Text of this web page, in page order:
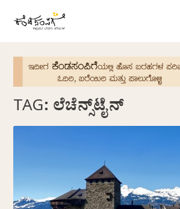
TAG: ಲೆಚೆನ್ಸ್‌ಟೈನ್‌